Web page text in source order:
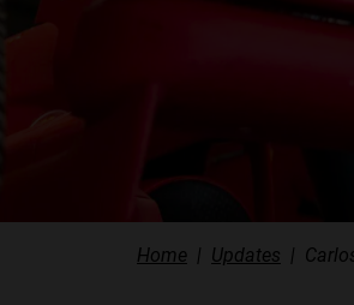
Home Updates